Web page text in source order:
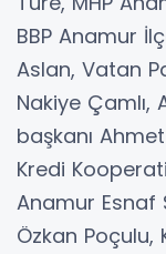
BBP Anamur
Aslan, Vatan
Nakiye Çamlı,
başkanı
Kredi
Anamur Esnaf
Özkan Poçulu,